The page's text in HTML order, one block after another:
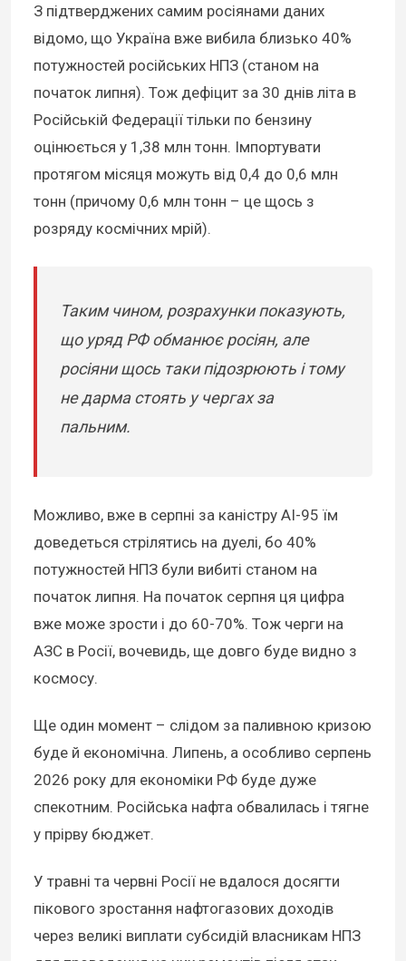
З підтверджених самим росіянами даних
відомо, що Україна вже вибила близько 40%
потужностей російських НПЗ (станом на
початок липня). Тож дефіцит за 30 днів літа в
Російській Федерації тільки по бензину
оцінюється у 1,38 млн тонн. Імпортувати
протягом місяця можуть від 0,4 до 0,6 млн
тонн (причому 0,6 млн тонн – це щось з
розряду космічних мрій).
Таким чином, розрахунки показують,
що уряд РФ обманює росіян, але
росіяни щось таки підозрюють і тому
не дарма стоять у чергах за
пальним.
Можливо, вже в серпні за каністру АІ-95 їм
доведеться стрілятись на дуелі, бо 40%
потужностей НПЗ були вибиті станом на
початок липня. На початок серпня ця цифра
вже може зрости і до 60-70%. Тож черги на
АЗС в Росії, вочевидь, ще довго буде видно з
космосу.
Ще один момент – слідом за паливною кризою
буде й економічна. Липень, а особливо серпень
2026 року для економіки РФ буде дуже
спекотним. Російська нафта обвалилась і тягне
у прірву бюджет.
У травні та червні Росії не вдалося досягти
пікового зростання нафтогазових доходів
через великі виплати субсидій власникам НПЗ